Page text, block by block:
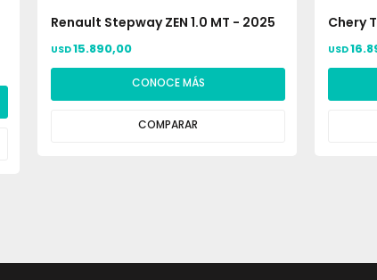
Renault Stepway ZEN 1.0 MT - 2025
USD15.890,00
CONOCE MÁS
COMPARAR
Chery
USD